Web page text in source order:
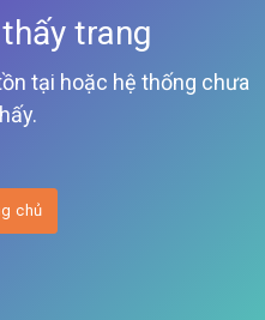
trang
tại hoặc hệ thống chưa
chủ